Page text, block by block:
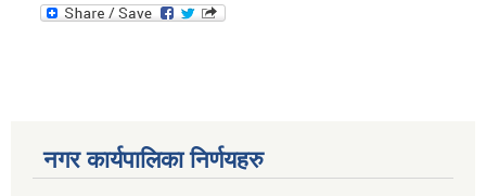
नगर कार्यपालिका निर्णयहरु